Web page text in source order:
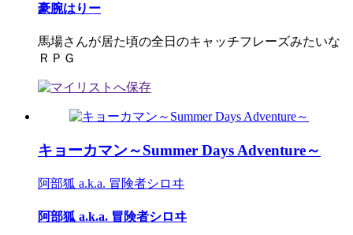
豪腕はりー
馬場さんが居た頃の全日のキャッチフレーズみたいな
ＲＰＧ
キョーカマン～Summer Days Adventure～
阿部狐 a.k.a. 冒険者シロヰ
阿部狐 a.k.a. 冒険者シロヰ